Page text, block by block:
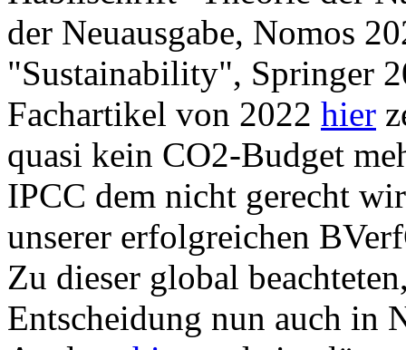
der Neuausgabe, Nomos
"Sustainability", Springer
Fachartikel von 2022 hier
quasi kein CO2-Budget
IPCC dem nicht gerecht
unserer erfolgreichen
Zu dieser global
Entscheidung nun auch in